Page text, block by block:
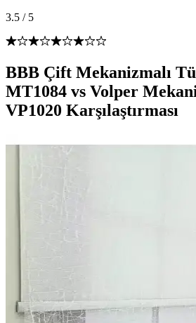
3.5 / 5
BBB Çift Mekanizmalı
MT1084 vs Volper
VP1020 Karşılaştırması